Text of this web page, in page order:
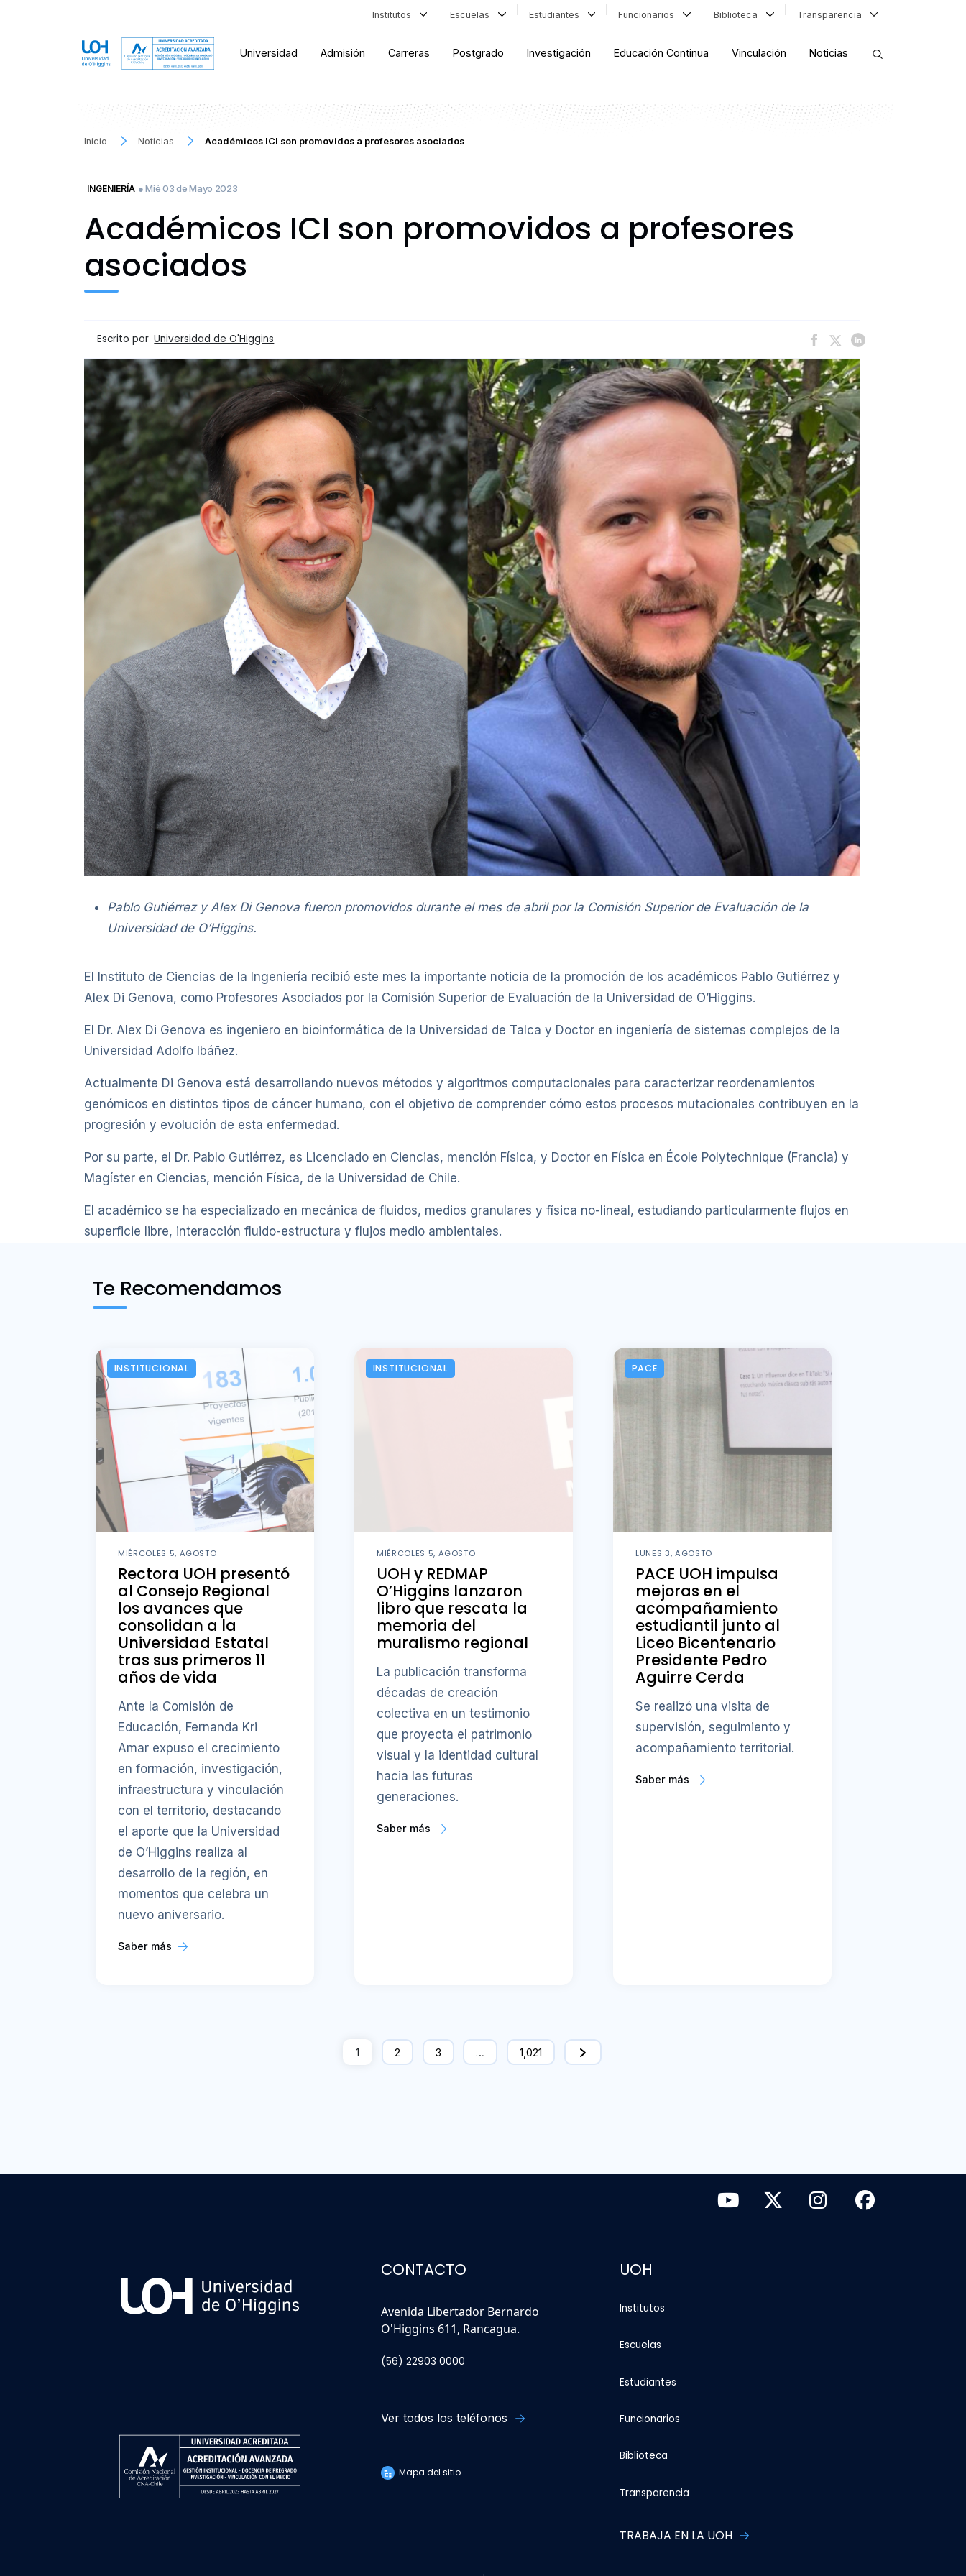
Institutos Escuelas Estudiantes Funcionarios Biblioteca Transparencia
Universidad Admisión Carreras Postgrado Investigación Educación Continua Vinculación Noticias
Inicio Noticias Académicos ICI son promovidos a profesores asociados
INGENIERÍA ● Mié 03 de Mayo 2023
Académicos ICI son promovidos a profesores
asociados
Escrito por Universidad de O'Higgins
Pablo Gutiérrez y Alex Di Genova fueron promovidos durante el mes de abril por la Comisión Superior de Evaluación de la
Universidad de O’Higgins.
El Instituto de Ciencias de la Ingeniería recibió este mes la importante noticia de la promoción de los académicos Pablo Gutiérrez y
Alex Di Genova, como Profesores Asociados por la Comisión Superior de Evaluación de la Universidad de O’Higgins.
El Dr. Alex Di Genova es ingeniero en bioinformática de la Universidad de Talca y Doctor en ingeniería de sistemas complejos de la
Universidad Adolfo Ibáñez.
Actualmente Di Genova está desarrollando nuevos métodos y algoritmos computacionales para caracterizar reordenamientos
genómicos en distintos tipos de cáncer humano, con el objetivo de comprender cómo estos procesos mutacionales contribuyen en la
progresión y evolución de esta enfermedad.
Por su parte, el Dr. Pablo Gutiérrez, es Licenciado en Ciencias, mención Física, y Doctor en Física en École Polytechnique (Francia) y
Magíster en Ciencias, mención Física, de la Universidad de Chile.
El académico se ha especializado en mecánica de fluidos, medios granulares y física no-lineal, estudiando particularmente flujos en
superficie libre, interacción fluido-estructura y flujos medio ambientales.
Te Recomendamos
INSTITUCIONAL
MIÉRCOLES 5, AGOSTO
Rectora UOH presentó
al Consejo Regional
los avances que
consolidan a la
Universidad Estatal
tras sus primeros 11
años de vida
Ante la Comisión de
Educación, Fernanda Kri
Amar expuso el crecimiento
en formación, investigación,
infraestructura y vinculación
con el territorio, destacando
el aporte que la Universidad
de O’Higgins realiza al
desarrollo de la región, en
momentos que celebra un
nuevo aniversario.
Saber más
INSTITUCIONAL
MIÉRCOLES 5, AGOSTO
UOH y REDMAP
O’Higgins lanzaron
libro que rescata la
memoria del
muralismo regional
La publicación transforma
décadas de creación
colectiva en un testimonio
que proyecta el patrimonio
visual y la identidad cultural
hacia las futuras
generaciones.
Saber más
PACE
LUNES 3, AGOSTO
PACE UOH impulsa
mejoras en el
acompañamiento
estudiantil junto al
Liceo Bicentenario
Presidente Pedro
Aguirre Cerda
Se realizó una visita de
supervisión, seguimiento y
acompañamiento territorial.
Saber más
1 2 3 … 1,021
CONTACTO
Avenida Libertador Bernardo
O'Higgins 611, Rancagua.
(56) 22903 0000
Ver todos los teléfonos
Mapa del sitio
UOH
Institutos
Escuelas
Estudiantes
Funcionarios
Biblioteca
Transparencia
TRABAJA EN LA UOH